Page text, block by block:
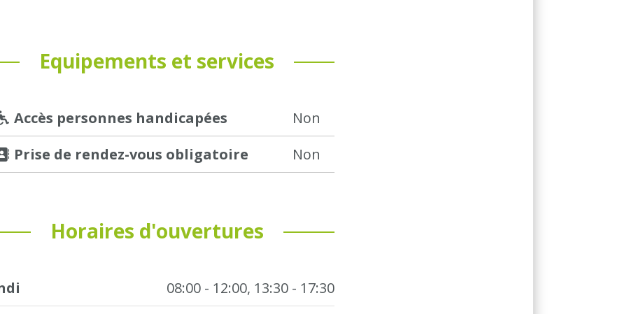
Equipements et services
Accès personnes handicapées
Non
Prise de rendez-vous obligatoire
Non
Horaires d'ouvertures
08:00 - 12:00, 13:30 - 17:30